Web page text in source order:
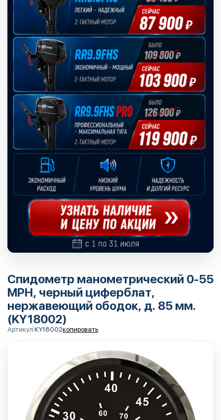
Спидометр манометрический 0-55
MPH, черный циферблат,
нержавеющий ободок, д. 85 мм.
(KY18002)
Артикул:KY18002копировать